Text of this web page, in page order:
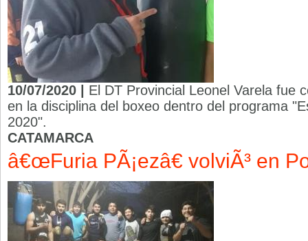
10/07/2020 | El DT Provincial Leonel Varela fue
en la disciplina del boxeo dentro del programa
2020".
CATAMARCA
â€œFuria PÃ¡ezâ€ volviÃ³ en